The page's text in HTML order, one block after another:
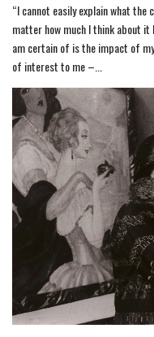
“I cannot easily explain what
matter how much I think about it
am certain of is the impact of
of interest to me –...